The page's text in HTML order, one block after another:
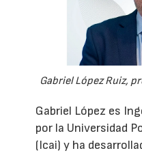
Gabriel López Ruiz,
Gabriel López es
por la Universidad
(Icai) y ha